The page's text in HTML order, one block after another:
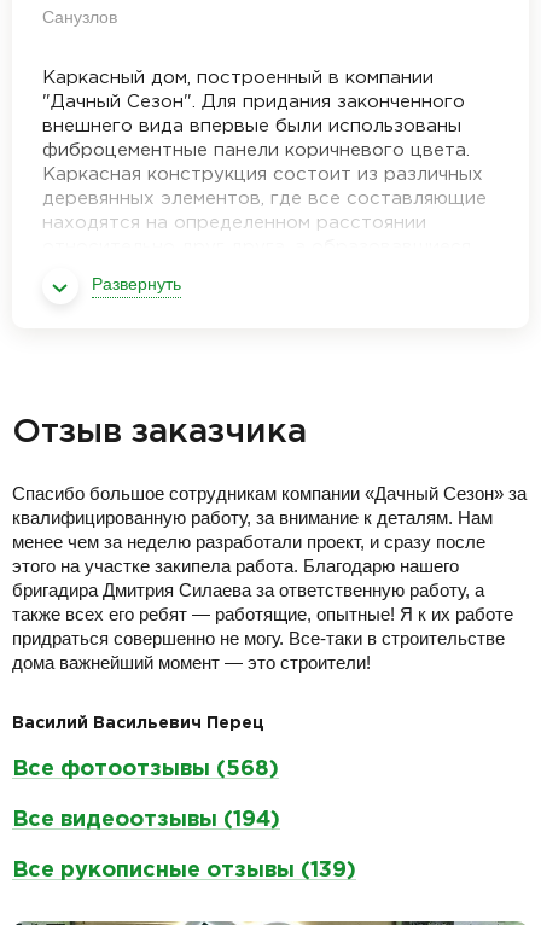
Санузлов
Каркасный дом, построенный в компании
"Дачный Сезон". Для придания законченного
внешнего вида впервые были использованы
фиброцементные панели коричневого цвета.
Каркасная конструкция состоит из различных
деревянных элементов, где все составляющие
находятся на определенном расстоянии
качественным утеплителем. В данном доме
Развернуть
Отзыв заказчика
Спасибо большое сотрудникам компании «Дачный Сезон» за
квалифицированную работу, за внимание к деталям. Нам
менее чем за неделю разработали проект, и сразу после
этого на участке закипела работа. Благодарю нашего
бригадира Дмитрия Силаева за ответственную работу, а
также всех его ребят — работящие, опытные! Я к их работе
придраться совершенно не могу. Все-таки в строительстве
дома важнейший момент — это строители!
Василий Васильевич Перец
Все фотоотзывы (568)
Все видеоотзывы (194)
Все рукописные отзывы (139)